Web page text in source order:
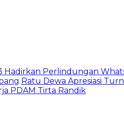
Hadirkan Perlindungan
Ratu Dewa Apresiasi
PDAM Tirta Randik